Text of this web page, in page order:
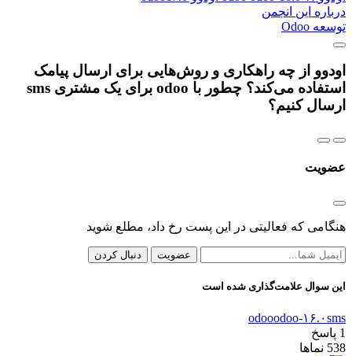
درباره این انجمن
توسعه Odoo
اودوو از چه راهکاری و روش‌هایی برای ارسال پیامک
استفاده می‌کند؟ چطور با odoo برای یک مشتری sms
ارسال کنیم؟
عضویت
هنگامی که فعالیتی در این پست رخ داد، مطلع شوید
عضویت دنبال کردن
این سوال علامت‌گذاری شده است
odooodoo-۱۶.۰sms
1 پاسخ
538 نماها